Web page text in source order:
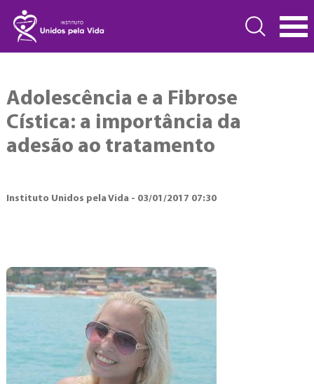
Adolescência e a Fibrose
Cística: a importância da
adesão ao tratamento
Instituto Unidos pela Vida - 03/01/2017 07:30